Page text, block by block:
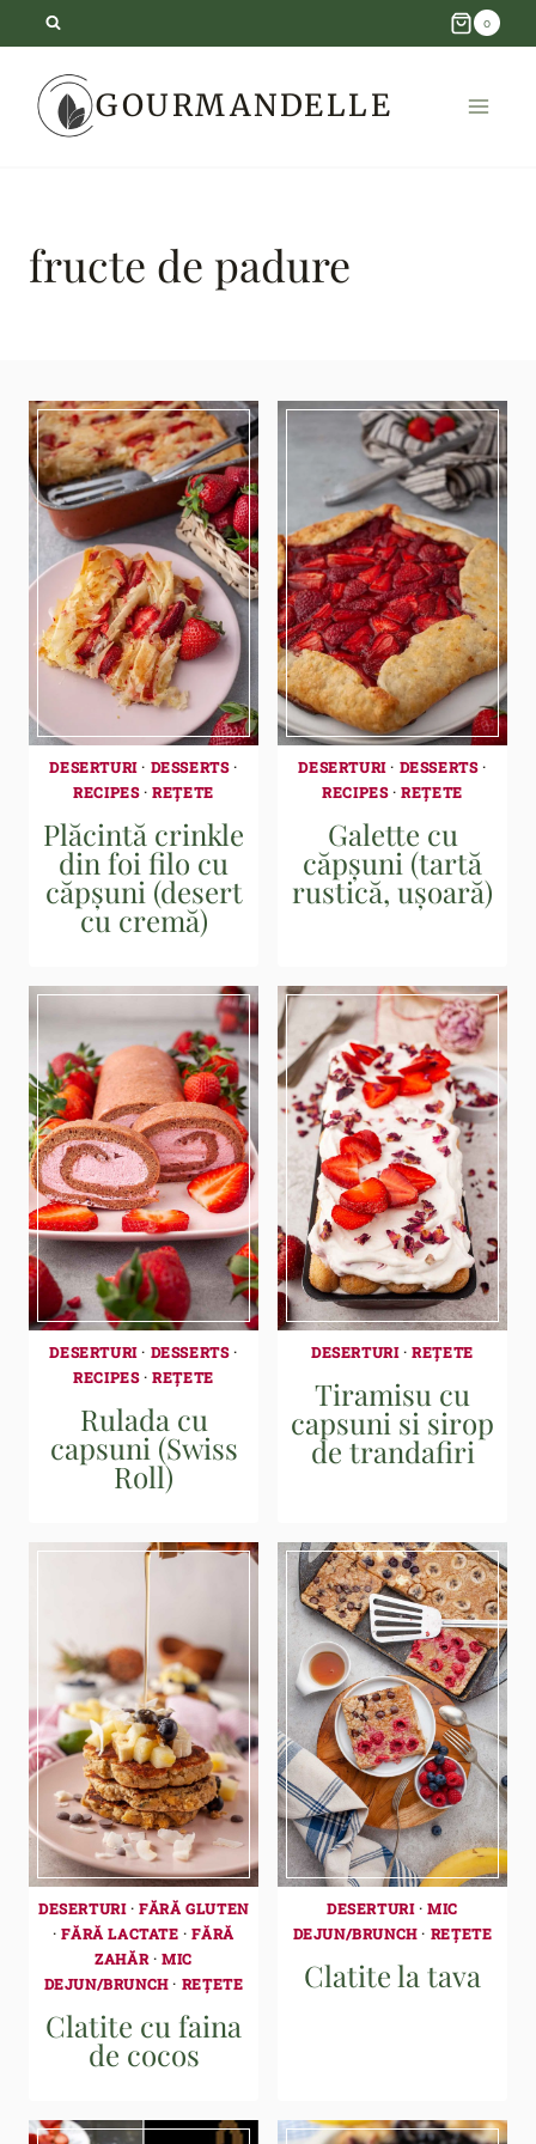
content
0
GOURMANDELLE
fructe de padure
DESERTURI· DESSERTS·
RECIPES·REȚETE
Plăcintă crinkle
din foi filo cu
căpșuni (desert
cu cremă)
DESERTURI· DESSERTS·
RECIPES·REȚETE
Galette cu
căpșuni (tartă
rustică, ușoară)
DESERTURI· DESSERTS·
RECIPES·REȚETE
Rulada cu
capsuni (Swiss
Roll)
DESERTURI·REȚETE
Tiramisu cu
capsuni si sirop
de trandafiri
DESERTURI·FĂRĂ GLUTEN
·FĂRĂ LACTATE ·FĂRĂ
ZAHĂR · MIC
DEJUN/BRUNCH· REȚETE
Clatite cu faina
de cocos
DESERTURI·MIC
DEJUN/BRUNCH· REȚETE
Clatite la tava